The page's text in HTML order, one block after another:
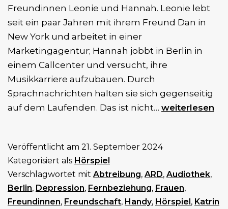
Freundinnen Leonie und Hannah. Leonie lebt
seit ein paar Jahren mit ihrem Freund Dan in
New York und arbeitet in einer
Marketingagentur; Hannah jobbt in Berlin in
einem Callcenter und versucht, ihre
Musikkarriere aufzubauen. Durch
Sprachnachrichten halten sie sich gegenseitig
auf dem Laufenden. Das ist nicht… Re:Produktion
weiterlesen
Veröffentlicht am 21. September 2024
Kategorisiert als Hörspiel
Verschlagwortet mit Abtreibung, ARD, Audiothek,
Berlin, Depression, Fernbeziehung, Frauen,
Freundinnen, Freundschaft, Handy, Hörspiel, Katrin